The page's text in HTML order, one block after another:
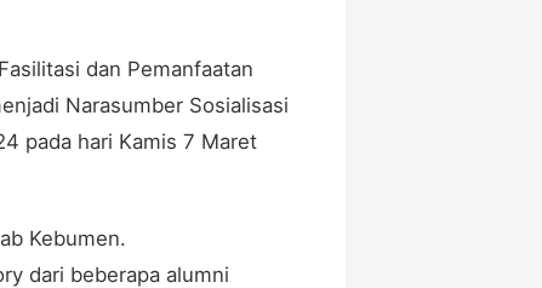
dan Pemanfaatan
Narasumber Sosialisasi
pada hari Kamis 7 Maret
Kebumen.
dari beberapa alumni